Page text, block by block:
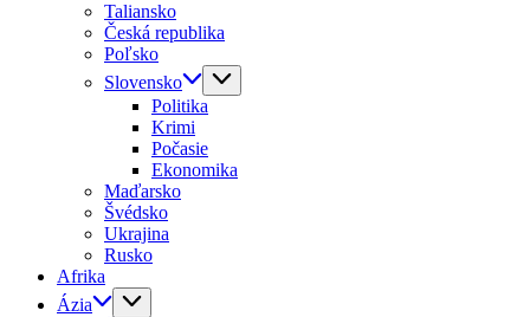
Taliansko
Česká republika
Poľsko
Slovensko
Politika
Krimi
Počasie
Ekonomika
Maďarsko
Švédsko
Ukrajina
Rusko
Afrika
Ázia